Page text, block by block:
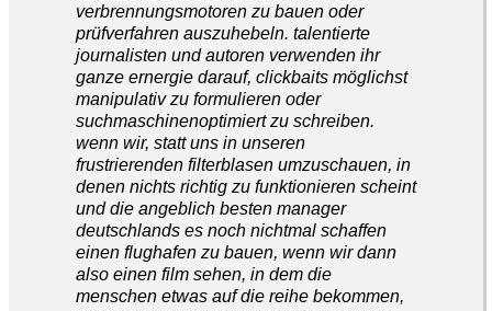
verbrennungsmotoren zu bauen oder
prüfverfahren auszuhebeln. talentierte
journalisten und autoren verwenden ihr
ganze ernergie darauf, clickbaits möglichst
manipulativ zu formulieren oder
suchmaschinenoptimiert zu schreiben.
wenn wir, statt uns in unseren
frustrierenden filterblasen umzuschauen, in
denen nichts richtig zu funktionieren scheint
und die angeblich besten manager
deutschlands es noch nichtmal schaffen
einen flughafen zu bauen, wenn wir dann
also einen film sehen, in dem die
menschen etwas auf die reihe bekommen,